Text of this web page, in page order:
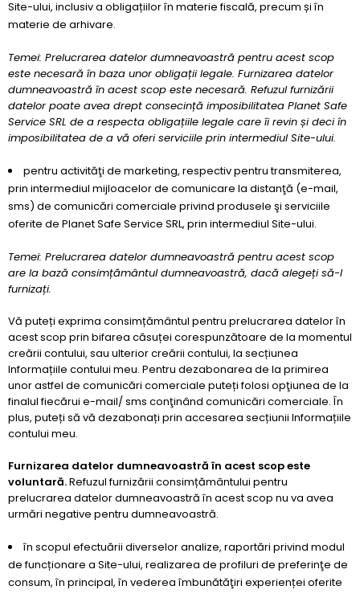
Site-ului, inclusiv a obligațiilor în materie fiscală, precum și în
materie de arhivare.
Temei: Prelucrarea datelor dumneavoastră pentru acest scop
este necesară în baza unor obligații legale. Furnizarea datelor
dumneavoastră în acest scop este necesară. Refuzul furnizării
datelor poate avea drept consecință imposibilitatea Planet Safe
Service SRL de a respecta obligațiile legale care îi revin și deci în
imposibilitatea de a vă oferi serviciile prin intermediul Site-ului.
pentru activităţi de marketing, respectiv pentru transmiterea,
prin intermediul mijloacelor de comunicare la distanţă (e-mail,
sms) de comunicări comerciale privind produsele şi serviciile
oferite de Planet Safe Service SRL, prin intermediul Site-ului.
Temei: Prelucrarea datelor dumneavoastră pentru acest scop
are la bază consimțământul dumneavoastră, dacă alegeți să-l
furnizați.
Vă puteți exprima consimțământul pentru prelucrarea datelor în
acest scop prin bifarea căsuței corespunzătoare de la momentul
creării contului, sau ulterior creării contului, la secțiunea
Informațiile contului meu. Pentru dezabonarea de la primirea
unor astfel de comunicări comerciale puteți folosi opţiunea de la
finalul fiecărui e-mail/ sms conţinând comunicări comerciale. În
plus, puteți să vă dezabonați prin accesarea secțiunii Informațiile
contului meu.
Furnizarea datelor dumneavoastră în acest scop este
voluntară.Refuzul furnizării consimțământului pentru
prelucrarea datelor dumneavoastră în acest scop nu va avea
urmări negative pentru dumneavoastră.
în scopul efectuării diverselor analize, raportări privind modul
de funcționare a Site-ului, realizarea de profiluri de preferinţe de
consum, în principal, în vederea îmbunătăţiri experienței oferite